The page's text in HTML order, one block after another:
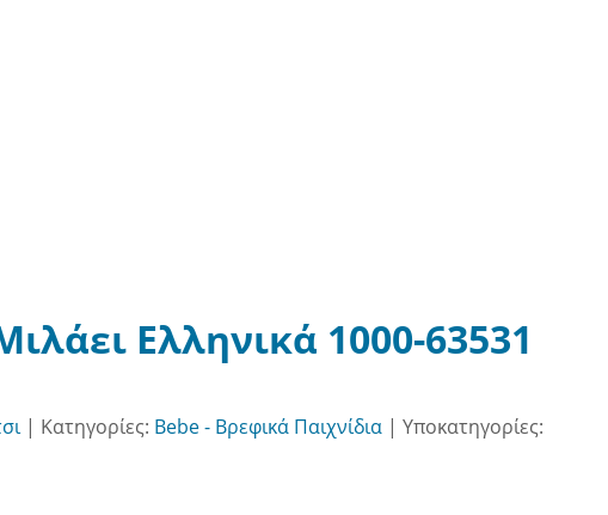
Ελληνικά 1000-63531
| Κατηγορίες: Bebe - Βρεφικά Παιχνίδια | Υποκατηγορίες: